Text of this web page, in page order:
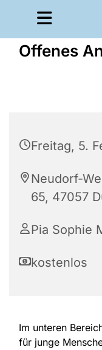
Offenes
Freitag, 5.
Neudorf-
65, 47057
Pia Sophie
kostenlos
Im unteren
für junge